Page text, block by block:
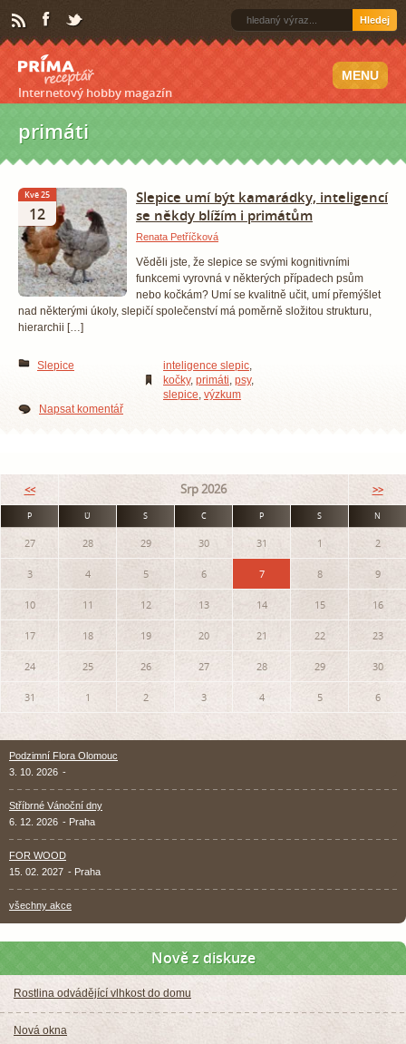
Hledej
Internetový hobby magazín
MENU
primáti
Kvě 25
12
Slepice umí být kamarádky, inteligencí
se někdy blížím i primátům
Renata Petříčková
Věděli jste, že slepice se svými kognitivními
funkcemi vyrovná v některých případech psům
nebo kočkám? Umí se kvalitně učit, umí přemýšlet
nad některými úkoly, slepičí společenství má poměrně složitou strukturu,
hierarchii […]
Slepice inteligence slepic,
kočky, primáti, psy,
slepice, výzkum
Napsat komentář
<< Srp 2026 >>
P Ú S Č P S N
27 28 29 30 31 1 2
3 4 5 6 7 8 9
10 11 12 13 14 15 16
17 18 19 20 21 22 23
24 25 26 27 28 29 30
31 1 2 3 4 5 6
Podzimní Flora Olomouc
3. 10. 2026 -
Stříbrné Vánoční dny
6. 12. 2026 - Praha
FOR WOOD
15. 02. 2027 - Praha
všechny akce
Nově z diskuze
Rostlina odvádějící vlhkost do domu
Nová okna